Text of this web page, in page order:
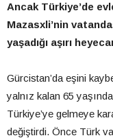
Ancak Türkiye’de
Mazasxli’nin
yaşadığı aşırı
Gürcistan’da eşini
yalnız kalan 65
Türkiye’ye gelmeye
değiştirdi. Önce Türk